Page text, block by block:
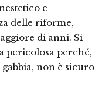
e
delle riforme,
di anni. Si
pericolosa perché,
non è sicuro